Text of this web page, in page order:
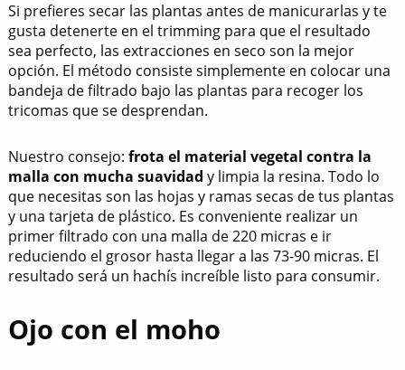
Si prefieres secar las plantas antes de manicurarlas y te
gusta detenerte en el trimming para que el resultado
sea perfecto, las extracciones en seco son la mejor
opción. El método consiste simplemente en colocar una
bandeja de filtrado bajo las plantas para recoger los
tricomas que se desprendan.
Nuestro consejo: frota el material vegetal contra la
malla con mucha suavidad y limpia la resina. Todo lo
que necesitas son las hojas y ramas secas de tus plantas
y una tarjeta de plástico. Es conveniente realizar un
primer filtrado con una malla de 220 micras e ir
reduciendo el grosor hasta llegar a las 73-90 micras. El
resultado será un hachís increíble listo para consumir.
Ojo con el moho